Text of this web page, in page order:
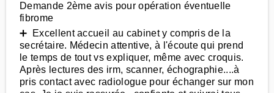
Demande 2ème avis pour opération éventuelle
fibrome
➕ Excellent accueil au cabinet y compris de la
secrétaire. Médecin attentive, à l'écoute qui prend
le temps de tout vs expliquer, même avec croquis.
Après lectures des irm, scanner, échographie....à
pris contact avec radiologue pour échanger sur mon